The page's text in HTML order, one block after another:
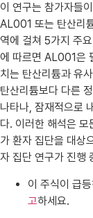
이 연구는 참가자들
AL001 또는 탄산리
역에 걸쳐 5가지 주
에 따르면 AL001은
치는 탄산리튬과 유
탄산리튬보다 다른
나타나, 잠재적으로
다. 이러한 해석은
가 환자 집단을 대상
자 집단 연구가 진행
이 주식이 급
고하세요.